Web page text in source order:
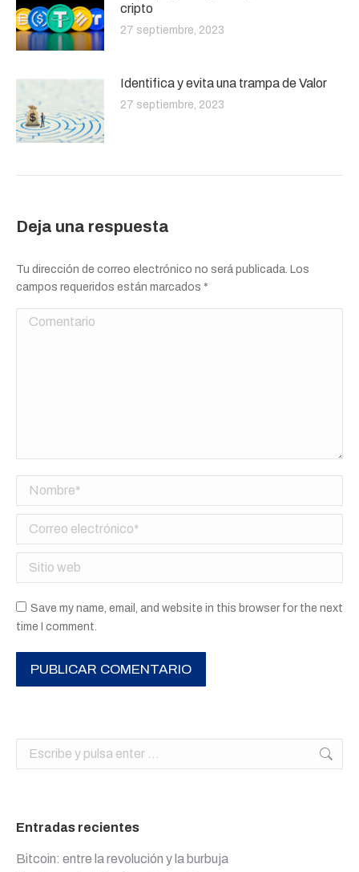
cripto
27 septiembre, 2023
Identifica y evita una trampa de Valor
27 septiembre, 2023
Deja una respuesta
Tu dirección de correo electrónico no será publicada. Los
campos requeridos están marcados *
Comentario
Nombre *
Correo electrónico *
Sitio web
Save my name, email, and website in this browser for the next
time I comment.
PUBLICAR COMENTARIO
Buscar:
Entradas recientes
Bitcoin: entre la revolución y la burbuja